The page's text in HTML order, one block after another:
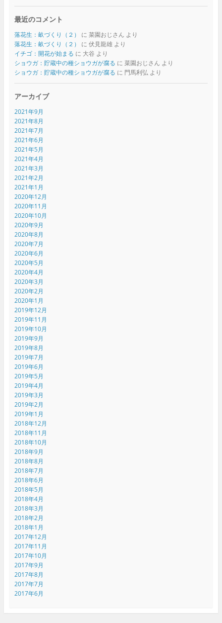
最近のコメント
落花生：畝づくり（２） に 菜園おじさん より
落花生：畝づくり（２）
に 伏見龍雄より
イチゴ：開花が始まる に 大谷 より
ショウガ：貯蔵中の種ショウガが腐る に 菜園おじさん より
ショウガ：貯蔵中の種ショウガが腐る に 門馬利弘 より
アーカイブ
2021年9月
2021年8月
2021年7月
2021年6月
2021年5月
2021年4月
2021年3月
2021年2月
2021年1月
2020年12月
2020年11月
2020年10月
2020年9月
2020年8月
2020年7月
2020年6月
2020年5月
2020年4月
2020年3月
2020年2月
2020年1月
2019年12月
2019年11月
2019年10月
2019年9月
2019年8月
2019年7月
2019年6月
2019年5月
2019年4月
2019年3月
2019年2月
2019年1月
2018年12月
2018年11月
2018年10月
2018年9月
2018年8月
2018年7月
2018年6月
2018年5月
2018年4月
2018年3月
2018年2月
2018年1月
2017年12月
2017年11月
2017年10月
2017年9月
2017年8月
2017年7月
2017年6月